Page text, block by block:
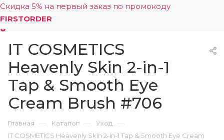
Скидка 5% на первый заказ по промокоду
FIRSTORDER
0
IT COSMETICS
Heavenly Skin 2-in-1
Tap & Smooth Eye
Cream Brush #706
Главная — Каталог — Уход —
IT COSMETICS Heavenly Skin 2-in-1 Tap & Smooth Eye Cream